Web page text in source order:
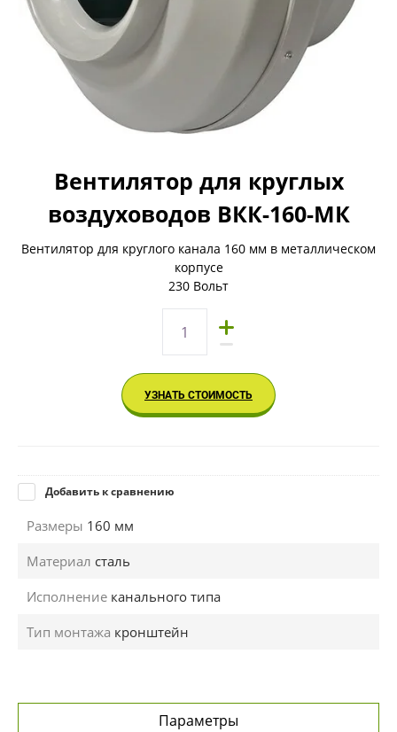
Вентилятор для круглых
воздуховодов ВКК-160-МК
Вентилятор для круглого канала 160 мм в металлическом
корпусе
230 Вольт
УЗНАТЬ СТОИМОСТЬ
Добавить к сравнению
Размеры 160 мм
Материал сталь
Исполнение канального типа
Тип монтажа кронштейн
Параметры